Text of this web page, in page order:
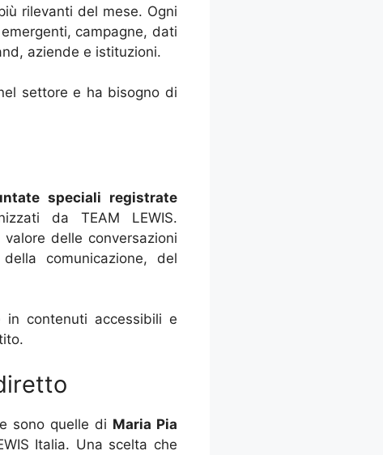
rilevanti del mese. Ogni
campagne, dati
aziende e istituzioni.
settore e ha bisogno di
speciali registrate
da TEAM LEWIS.
delle conversazioni
comunicazione, del
in contenuti accessibili e
sono quelle di Maria Pia
Italia. Una scelta che